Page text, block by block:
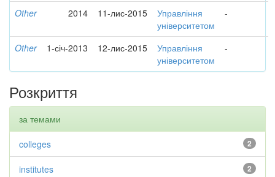
Other 2014 11-лис-2015
Управління
університетом
-
Other 1-січ-2013 12-лис-2015
Управління
університетом
-
Розкриття
за темами
2
colleges
2
institutes